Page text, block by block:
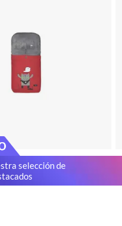
selección de